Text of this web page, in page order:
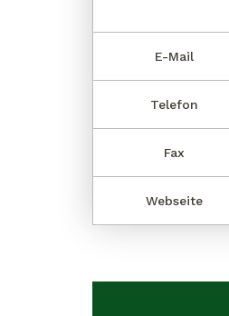
E-Mail
Telefon
Fax
Webseite